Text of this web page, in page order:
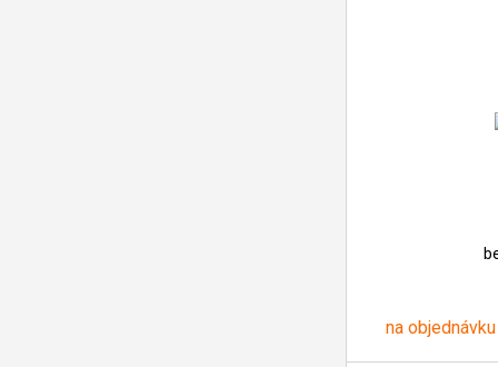
na objednávku